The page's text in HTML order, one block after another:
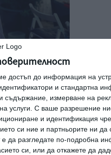
достъп до информация на
и стандартна
съдържание, измерване на
услуги. С ваше разрешение
и идентификация
си ние и партньорите ни
е да разгледате по-подробна
си, или да откажете да
подходящи.